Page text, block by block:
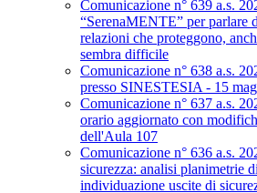
Comunicazione n° 639 a.s.
“SerenaMENTE” per parlare
relazioni che proteggono,
sembra difficile
Comunicazione n° 638 a.s.
presso SINESTESIA - 15
Comunicazione n° 637 a.s.
orario aggiornato con
dell'Aula 107
Comunicazione n° 636 a.s.
sicurezza: analisi planimetrie
individuazione uscite di